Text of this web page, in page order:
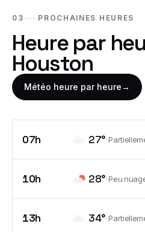
03 PROCHAINES HEURES
Heure par
Houston
Météo heure par heure→
07h 27°·
10h 28°·Peu
13h 34°·